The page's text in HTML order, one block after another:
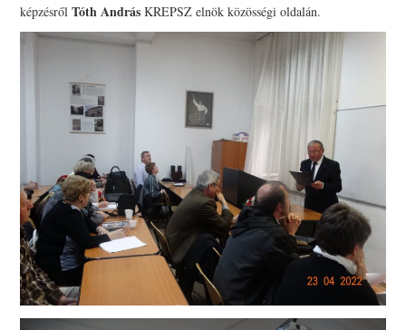
képzésrőlTóth András KREPSZ elnök közösségi oldalán.